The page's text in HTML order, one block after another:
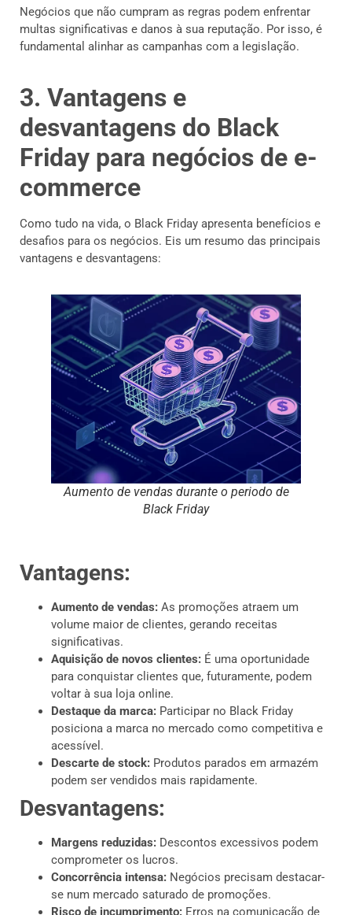
Negócios que não cumpram as regras podem enfrentar
multas significativas e danos à sua reputação. Por isso, é
fundamental alinhar as campanhas com a legislação.
3. Vantagens e
desvantagens do Black
Friday para negócios de e-
commerce
Como tudo na vida, o Black Friday apresenta benefícios e
desafios para os negócios. Eis um resumo das principais
vantagens e desvantagens:
Aumento de vendas durante o periodo de
Black Friday
Vantagens:
Aumento de vendas: As promoções atraem um
volume maior de clientes, gerando receitas
significativas.
Aquisição de novos clientes: É uma oportunidade
para conquistar clientes que, futuramente, podem
voltar à sua loja online.
Destaque da marca: Participar no Black Friday
posiciona a marca no mercado como competitiva e
acessível.
Descarte de stock: Produtos parados em armazém
podem ser vendidos mais rapidamente.
Desvantagens:
Margens reduzidas: Descontos excessivos podem
comprometer os lucros.
Concorrência intensa: Negócios precisam destacar-
se num mercado saturado de promoções.
Risco de incumprimento: Erros na comunicação de